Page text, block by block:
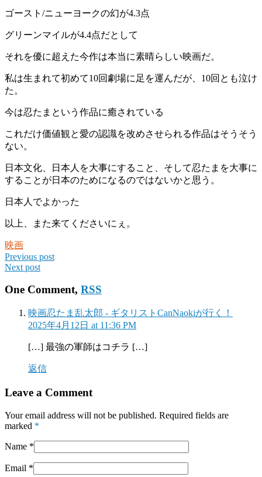
ゴースト/ニューヨークの幻が4.3点
グリーンマイルが4.4点だとして
それを優に超えた今作は本当に素晴らしい映画だ。
私は生まれて初めて10回劇場に足を運んだが、10回とも泣け
た。
今は忍たまという作品に癒されている
これだけ価値観と愛の認識を改めさせられる作品はそうそう
ない。
日本文化、日本人を大事にすること、そして忍たまを大事に
することが日本のためになるのではないかと思う。
日本人でよかった
以上、また来てくださいにぇ。
映画
Previous post
Next post
One Comment, RSS
映画忍たま乱太郎 - ギタリストCanNaokiが行く！
2025年4月12日 at 11:36 PM
[…] 最強の軍師はコチラ […]
返信
Leave a Comment
Your email address will not be published. Required fields are
marked *
Name *
Email *